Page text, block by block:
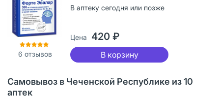
6 отзывов
В аптеку сегодня или позже
Цена 420 ₽
В корзину
Самовывоз в Чеченской Республике из 10
аптек